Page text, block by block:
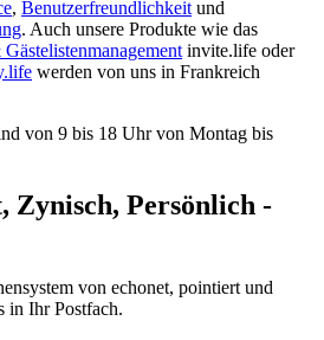
, Benutzerfreundlichkeit und
. Auch unsere Produkte wie das
invite.life oder
werden von uns in Frankreich
von 9 bis 18 Uhr von Montag bis
Zynisch, Persönlich -
von echonet, pointiert und
in Ihr Postfach.